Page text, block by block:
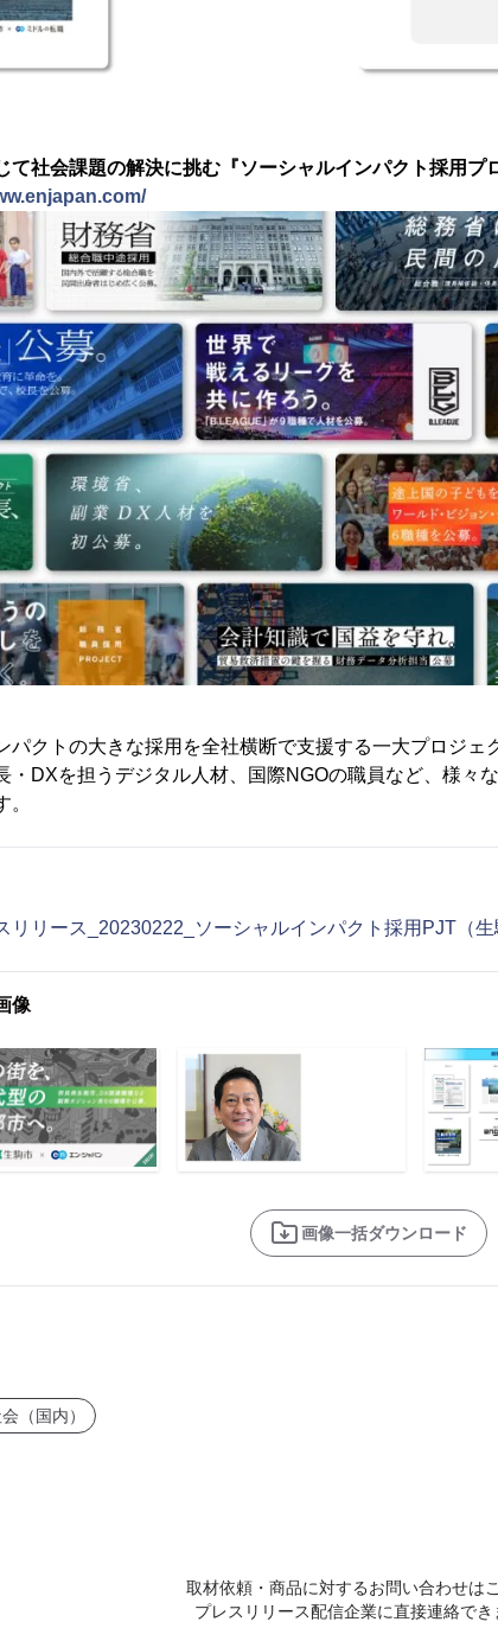
て社会課題の解決に挑む『ソーシャルインパクト採用プ
パクトの大きな採用を全社横断で支援する一大プロジェ
・DXを担うデジタル人材、国際NGOの職員など、様々
。
リリース_20230222_ソーシャルインパクト採用PJT（生
像
画像一括ダウンロード
（国内）
取材依頼・商品に対するお問い合わせはこ
プレスリリース配信企業に直接連絡でき